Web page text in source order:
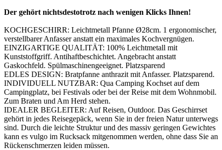
Der gehört nichtsdestotrotz nach wenigen Klicks Ihnen!
KOCHGESCHIRR: Leichtmetall Pfanne Ø28cm. 1 ergonomischer,
verstellbarer Anfasser anstatt ein maximales Kochvergnügen.
EINZIGARTIGE QUALITÄT: 100% Leichtmetall mit
Kunststoffgriff. Antihaftbeschichtet. Angebracht anstatt
Gaskochfeld. Spülmaschinengeeignet. Platzsparend
EDLES DESIGN: Bratpfanne anthrazit mit Anfasser. Platzsparend.
INDIVIDUELL NUTZBAR: Qua Camping Kochset auf dem
Campingplatz, bei Festivals oder bei der Reise mit dem Wohnmobil.
Zum Braten und Am Herd stehen.
IDEALER BEGLEITER: Auf Reisen, Outdoor. Das Geschirrset
gehört in jedes Reisegepäck, wenn Sie in der freien Natur unterwegs
sind. Durch die leichte Struktur und des massiv geringen Gewichtes
kann es vulgo im Rucksack mitgenommen werden, ohne dass Sie an
Rückenschmerzen leiden müssen.